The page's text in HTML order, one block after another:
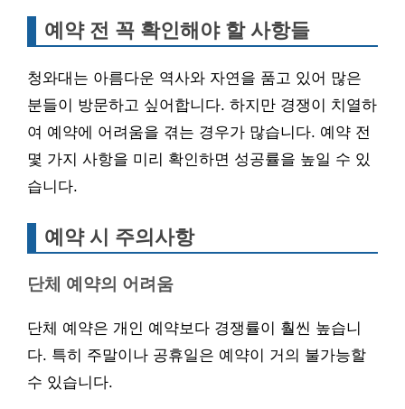
예약 전 꼭 확인해야 할 사항들
청와대는 아름다운 역사와 자연을 품고 있어 많은
분들이 방문하고 싶어합니다. 하지만 경쟁이 치열하
여 예약에 어려움을 겪는 경우가 많습니다. 예약 전
몇 가지 사항을 미리 확인하면 성공률을 높일 수 있
습니다.
예약 시 주의사항
단체 예약의 어려움
단체 예약은 개인 예약보다 경쟁률이 훨씬 높습니
다. 특히 주말이나 공휴일은 예약이 거의 불가능할
수 있습니다.